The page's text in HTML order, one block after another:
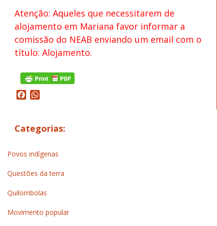
Atenção: Aqueles que necessitarem de
alojamento em Mariana favor informar a
comissão do NEAB enviando um email com o
título: Alojamento.
Facebook
Categorias:
Povos indígenas
Questões da terra
Quilombolas
Movimento popular